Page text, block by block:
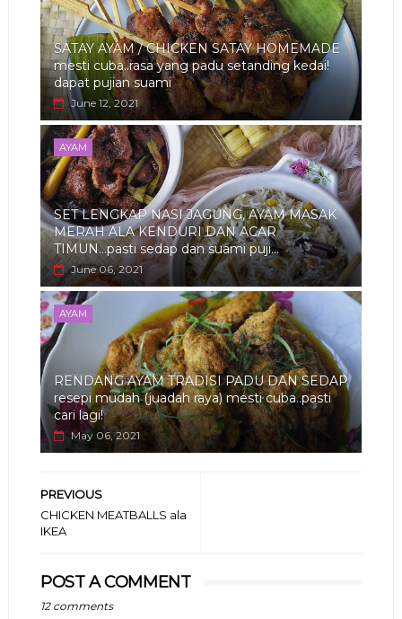
SATAY AYAM / CHICKEN SATAY HOMEMADE
mesti cuba..rasa yang padu setanding kedai!
dapat pujian suami
June 12, 2021
AYAM
SET LENGKAP NASI JAGUNG, AYAM MASAK
MERAH ALA KENDURI DAN ACAR
TIMUN...pasti sedap dan suami puji...
June 06, 2021
AYAM
RENDANG AYAM TRADISI PADU DAN SEDAP
resepi mudah (juadah raya) mesti cuba..pasti
cari lagi!
May 06, 2021
PREVIOUS
CHICKEN MEATBALLS ala
IKEA
POST A COMMENT
12 comments